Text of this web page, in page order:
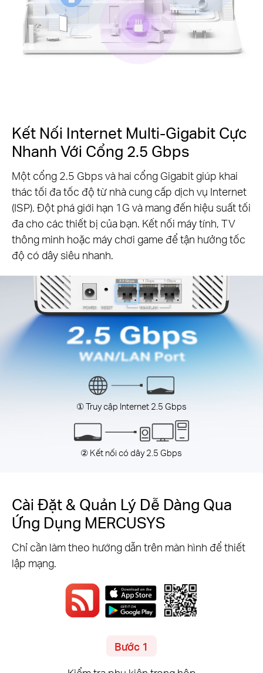
Kết Nối Internet Multi-Gigabit Cực
Nhanh Với Cổng 2.5 Gbps
Một cổng 2.5 Gbps và hai cổng Gigabit giúp khai
thác tối đa tốc độ từ nhà cung cấp dịch vụ Internet
(ISP). Đột phá giới hạn 1G và mang đến hiệu suất tối
đa cho các thiết bị của bạn. Kết nối máy tính, TV
thông minh hoặc máy chơi game để tận hưởng tốc
độ có dây siêu nhanh.
① Truy cập Internet 2.5 Gbps
② Kết nối có dây 2.5 Gbps
Cài Đặt & Quản Lý Dễ Dàng Qua
Ứng Dụng MERCUSYS
Chỉ cần làm theo hướng dẫn trên màn hình để thiết
lập mạng.
Bước 1